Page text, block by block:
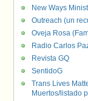
New Ways
Outreach (un
Oveja Rosa
Radio Carlos
Revista GQ
SentidoG
Trans Lives
Muertos/listado